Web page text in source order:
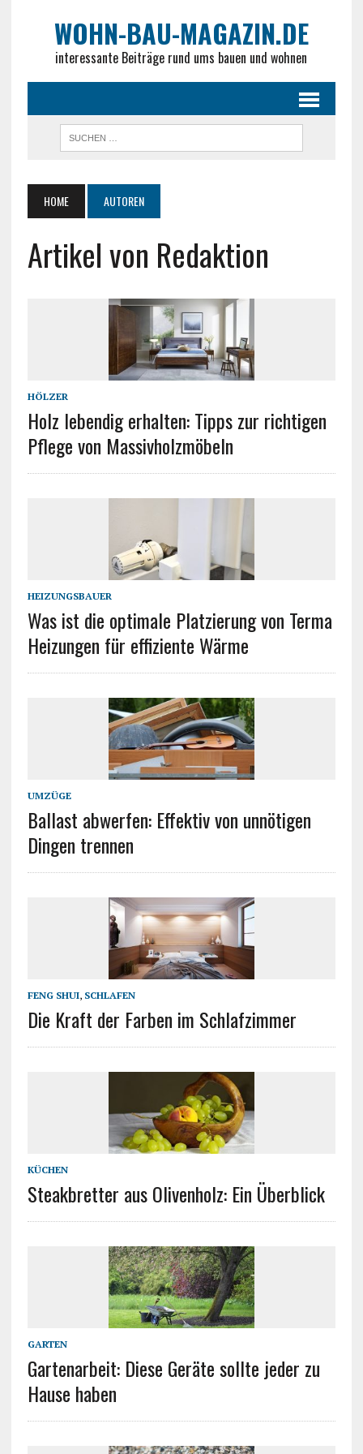
WOHN-BAU-MAGAZIN.DE
interessante Beiträge rund ums bauen und wohnen
HOME AUTOREN
Artikel von Redaktion
HÖLZER
Holz lebendig erhalten: Tipps zur richtigen
Pflege von Massivholzmöbeln
HEIZUNGSBAUER
Was ist die optimale Platzierung von Terma
Heizungen für effiziente Wärme
UMZÜGE
Ballast abwerfen: Effektiv von unnötigen
Dingen trennen
FENG SHUI, SCHLAFEN
Die Kraft der Farben im Schlafzimmer
KÜCHEN
Steakbretter aus Olivenholz: Ein Überblick
GARTEN
Gartenarbeit: Diese Geräte sollte jeder zu
Hause haben